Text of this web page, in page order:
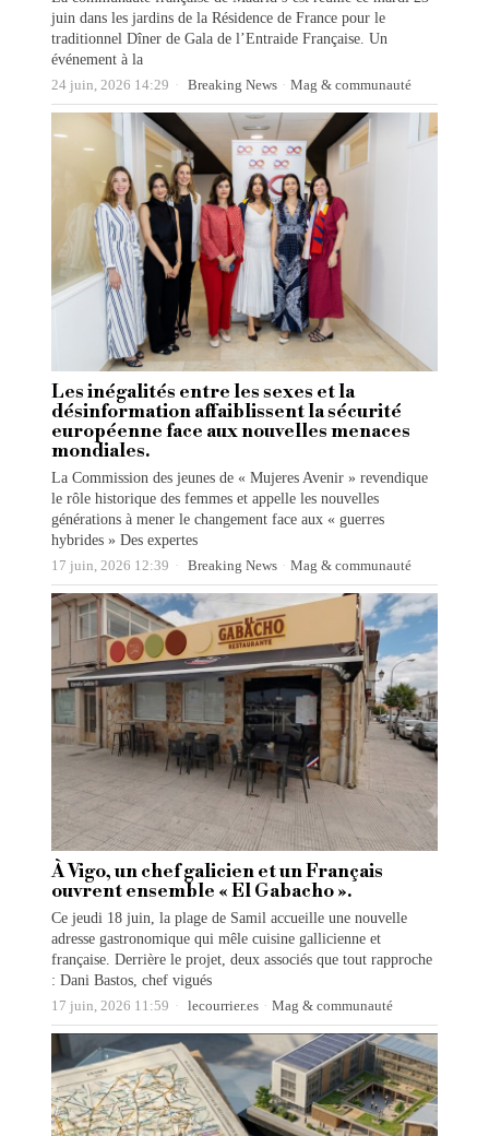
juin dans les jardins de la Résidence de France pour le
traditionnel Dîner de Gala de l’Entraide Française. Un
événement à la
24 juin, 2026 14:29 Breaking News · Mag & communauté
Les inégalités entre les sexes et la
désinformation affaiblissent la sécurité
européenne face aux nouvelles menaces
mondiales.
La Commission des jeunes de « Mujeres Avenir » revendique
le rôle historique des femmes et appelle les nouvelles
générations à mener le changement face aux « guerres
hybrides » Des expertes
17 juin, 2026 12:39 Breaking News · Mag & communauté
À Vigo, un chef galicien et un Français
ouvrent ensemble « El Gabacho ».
Ce jeudi 18 juin, la plage de Samil accueille une nouvelle
adresse gastronomique qui mêle cuisine gallicienne et
française. Derrière le projet, deux associés que tout rapproche
: Dani Bastos, chef vigués
17 juin, 2026 11:59 lecourrier.es · Mag & communauté